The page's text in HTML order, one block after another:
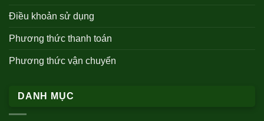
Điều khoản sử dụng
Phương thức thanh toán
Phương thức vận chuyển
DANH MỤC